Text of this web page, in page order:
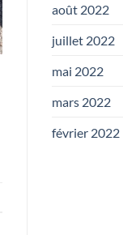
août 2022
juillet 2022
mai 2022
mars 2022
février 2022